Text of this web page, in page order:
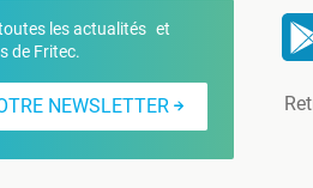
les actualités et
de Fritec.
NEWSLETTER